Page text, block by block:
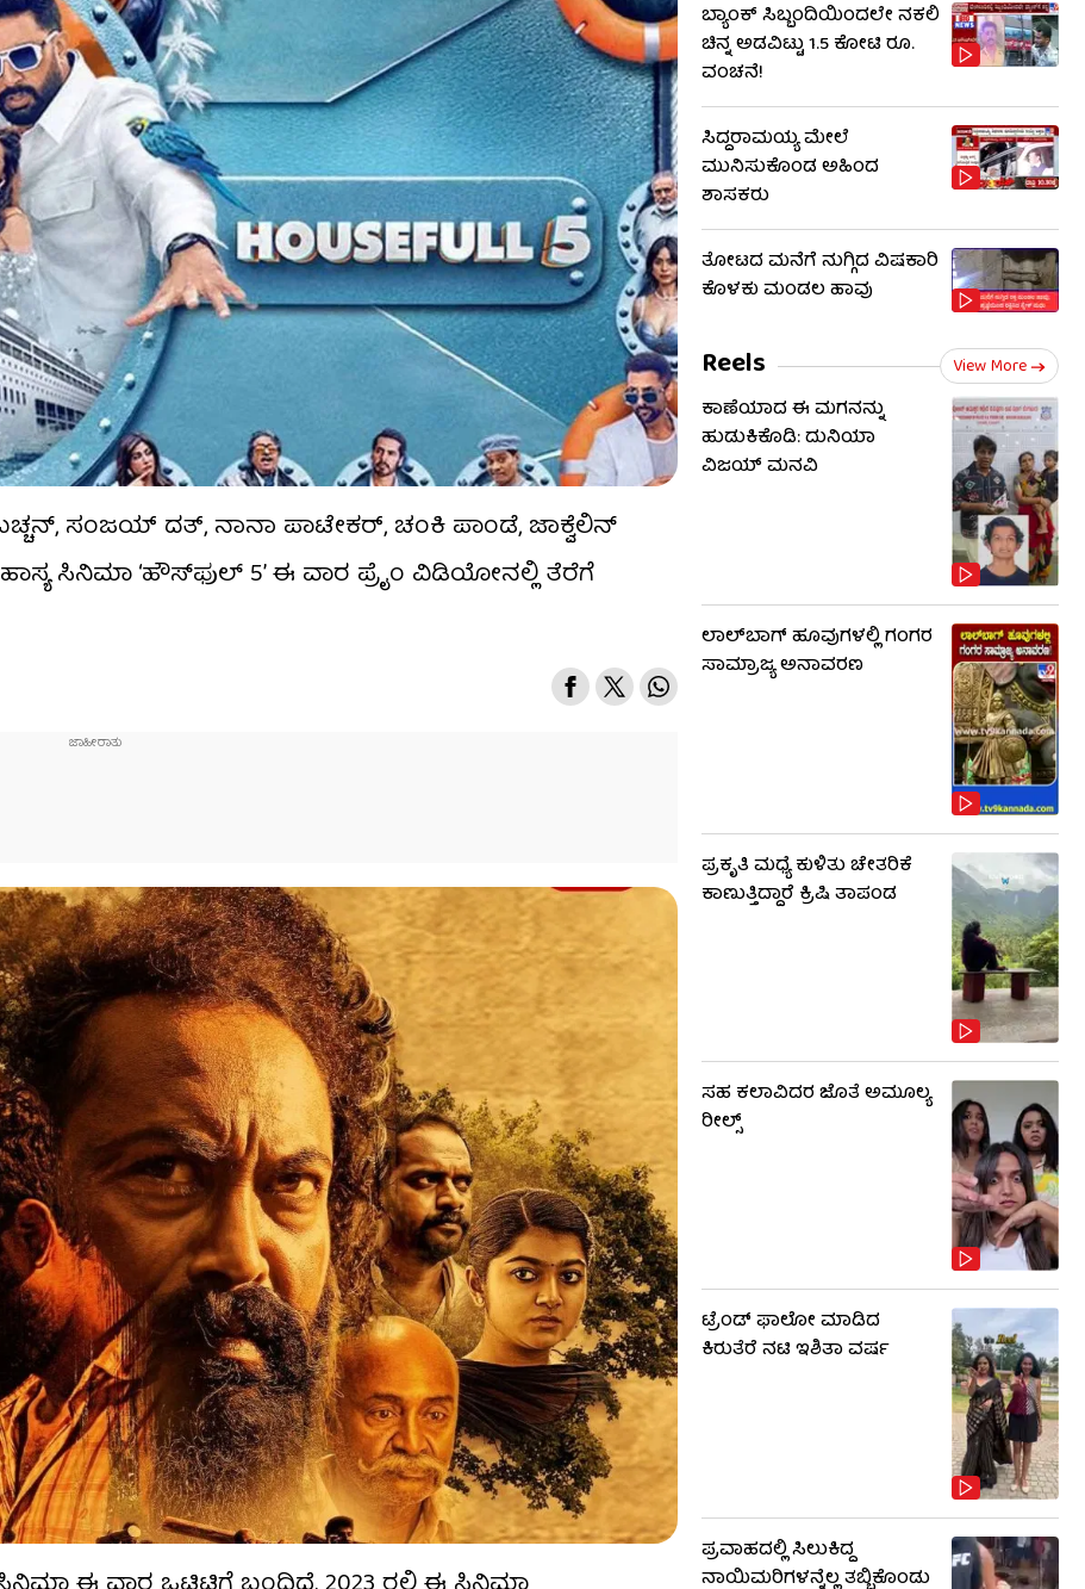
ಸಂಜಯ್ ದತ್, ನಾನಾ ಪಾಟೇಕರ್, ಚಂಕಿ ಪಾಂಡೆ, ಜಾಕ್ವೆಲಿನ್
ಸಿನಿಮಾ ‘ಹೌಸ್​ಫುಲ್ 5’ ಈ ವಾರ ಪ್ರೈಂ ವಿಡಿಯೋನಲ್ಲಿ ತೆರೆಗೆ
ಬ್ಯಾಂಕ್ ಸಿಬ್ಬಂದಿಯಿಂದಲೇ ನಕಲಿ
ಚಿನ್ನ ಅಡವಿಟ್ಟು 1.5 ಕೋಟಿ ರೂ.
ವಂಚನೆ!
ಸಿದ್ದರಾಮಯ್ಯ ಮೇಲೆ
ಮುನಿಸುಕೊಂಡ ಅಹಿಂದ
ಶಾಸಕರು
ತೋಟದ ಮನೆಗೆ ನುಗ್ಗಿದ ವಿಷಕಾರಿ
ಕೊಳಕು ಮಂಡಲ ಹಾವು
Reels View More
ಕಾಣೆಯಾದ ಈ ಮಗನನ್ನು
ಹುಡುಕಿಕೊಡಿ: ದುನಿಯಾ
ವಿಜಯ್ ಮನವಿ
ಲಾಲ್​ಬಾಗ್ ಹೂವುಗಳಲ್ಲಿ ಗಂಗರ
ಸಾಮ್ರಾಜ್ಯ ಅನಾವರಣ
ಪ್ರಕೃತಿ ಮಧ್ಯೆ ಕುಳಿತು ಚೇತರಿಕೆ
ಕಾಣುತ್ತಿದ್ದಾರೆ ಕ್ರಿಷಿ ತಾಪಂಡ
ಸಹ ಕಲಾವಿದರ ಜೊತೆ ಅಮೂಲ್ಯ
ರೀಲ್ಸ್
ಟ್ರೆಂಡ್​​ ಫಾಲೋ ಮಾಡಿದ
ಕಿರುತೆರೆ ನಟಿ ಇಶಿತಾ ವರ್ಷ
ಪ್ರವಾಹದಲ್ಲಿ ಸಿಲುಕಿದ್ದ
ನಾಯಿಮರಿಗಳನ್ನೆಲ್ಲ ತಬ್ಬಿಕೊಂಡು